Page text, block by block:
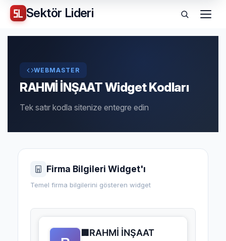
Sektör Lideri Menü
WEBMASTER
RAHMİ İNŞAAT Widget Kodları
Tek satır kodla sitenize entegre edin
Firma Bilgileri Widget'ı
Temel firma bilgilerini gösteren widget
🏢RAHMİ İNŞAAT